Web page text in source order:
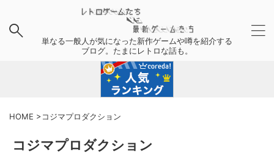
単なる一般人が気になった新作ゲームや噂を紹介する
ブログ。たまにレトロな話も。
HOME >コジマプロダクション
コジマプロダクション